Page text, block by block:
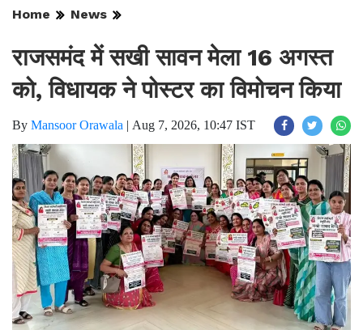
Home News
राजसमंद में सखी सावन मेला 16 अगस्त
को, विधायक ने पोस्टर का विमोचन किया
By Mansoor Orawala | Aug 7, 2026, 10:47 IST